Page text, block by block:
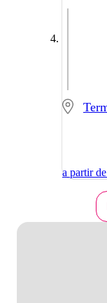
a partir de